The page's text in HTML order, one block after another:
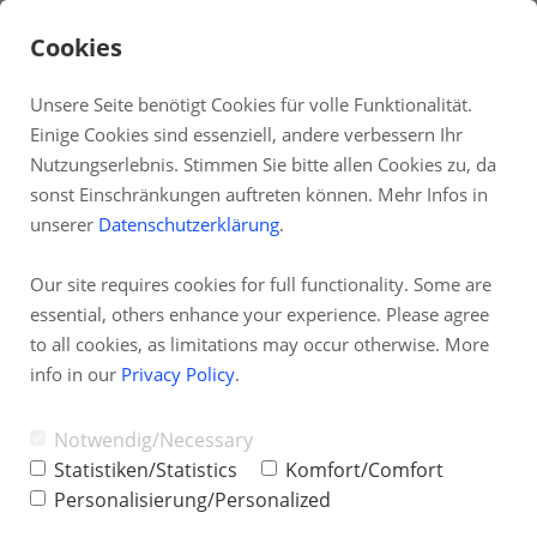
DE
Fernwartung
Partnerprogramm
TAI-PAN Inside
Newsletter
Cookies
Unsere Seite benötigt Cookies für volle Funktionalität.
Einige Cookies sind essenziell, andere verbessern Ihr
Nutzungserlebnis. Stimmen Sie bitte allen Cookies zu, da
sonst Einschränkungen auftreten können. Mehr Infos in
unserer Datenschutzerklärung.
Our site requires cookies for full functionality. Some are
essential, others enhance your experience. Please agree
to all cookies, as limitations may occur otherwise. More
info in our Privacy Policy.
Notwendig/Necessary
Statistiken/Statistics
Komfort/Comfort
Personalisierung/Personalized